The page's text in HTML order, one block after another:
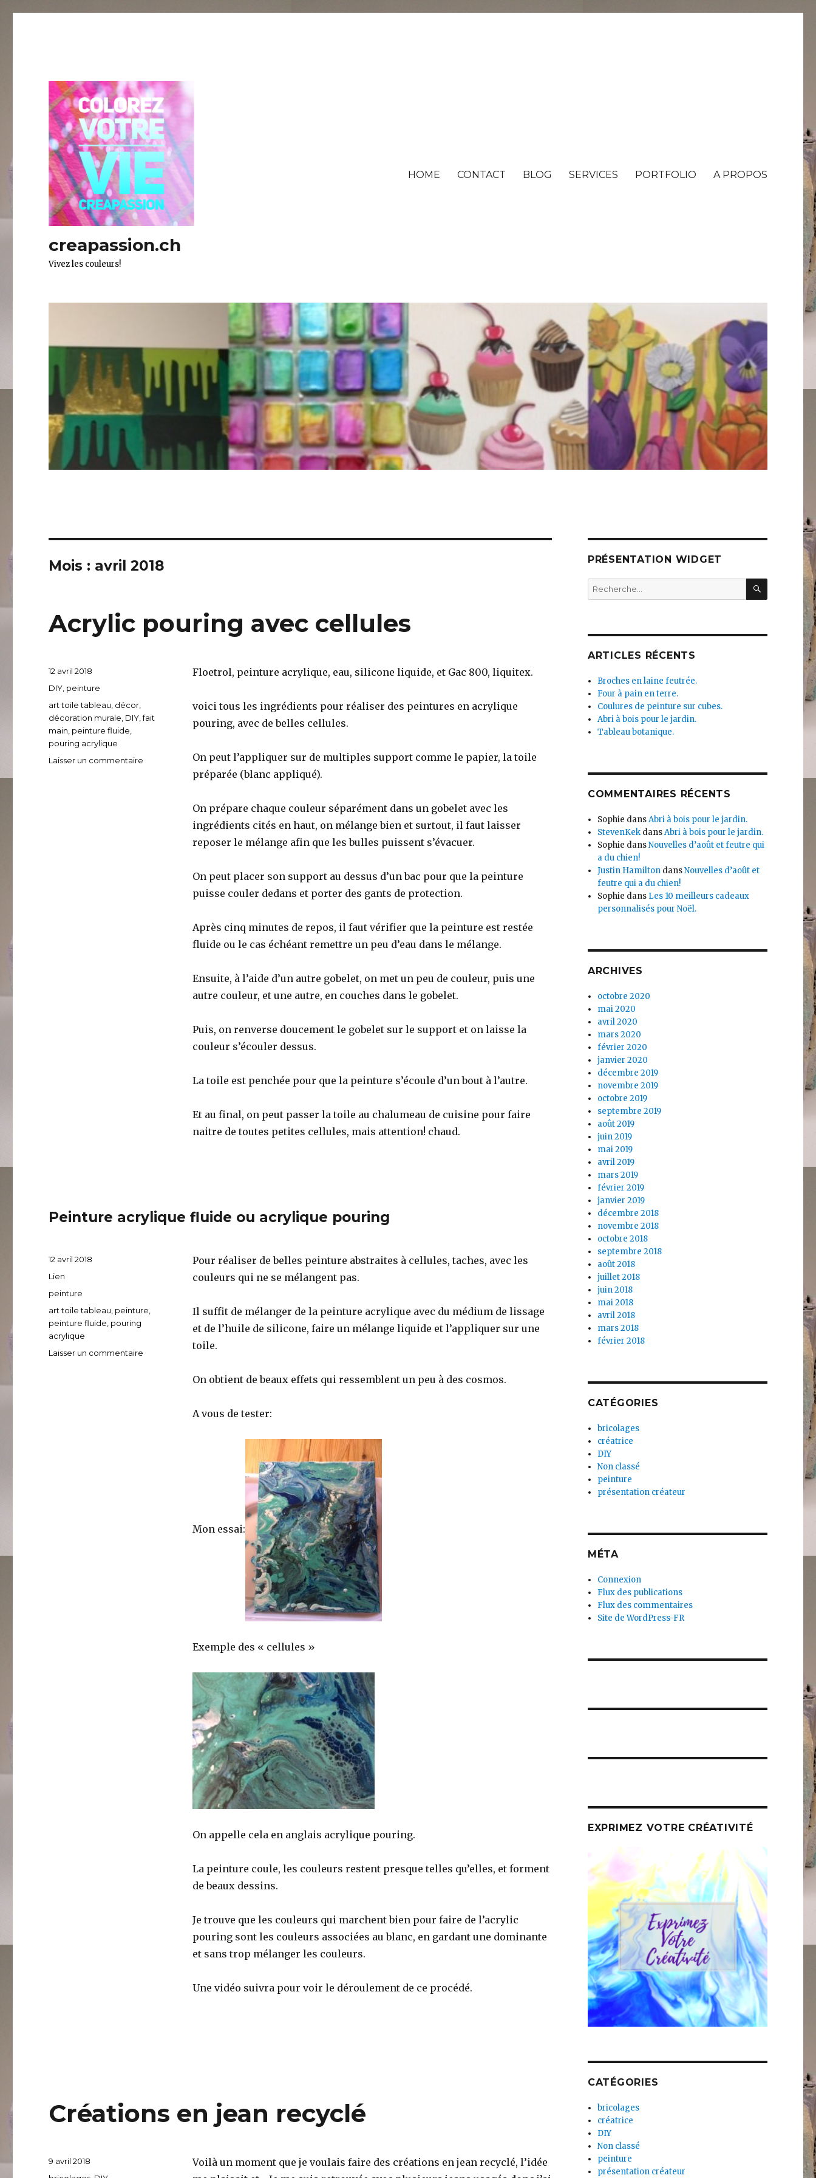
creapassion.ch
Vivez les couleurs!
HOME CONTACT BLOG SERVICES PORTFOLIO A PROPOS
Mois : avril 2018
Acrylic pouring avec cellules
Floetrol, peinture acrylique, eau, silicone liquide, et Gac 800, liquitex.
voici tous les ingrédients pour réaliser des peintures en acrylique
pouring, avec de belles cellules.
On peut l’appliquer sur de multiples support comme le papier, la toile
préparée (blanc appliqué).
On prépare chaque couleur séparément dans un gobelet avec les
ingrédients cités en haut, on mélange bien et surtout, il faut laisser
reposer le mélange afin que les bulles puissent s’évacuer.
On peut placer son support au dessus d’un bac pour que la peinture
puisse couler dedans et porter des gants de protection.
Après cinq minutes de repos, il faut vérifier que la peinture est restée
fluide ou le cas échéant remettre un peu d’eau dans le mélange.
Ensuite, à l’aide d’un autre gobelet, on met un peu de couleur, puis une
autre couleur, et une autre, en couches dans le gobelet.
Puis, on renverse doucement le gobelet sur le support et on laisse la
couleur s’écouler dessus.
La toile est penchée pour que la peinture s’écoule d’un bout à l’autre.
Et au final, on peut passer la toile au chalumeau de cuisine pour faire
naitre de toutes petites cellules, mais attention! chaud.
Publié
le
12 avril 2018
Catégories
DIY peinture
Étiquettes
art toile tableau décor
décoration murale DIY ,fait
main peinture fluide
pouring acrylique
Laisser un commentaire
Peinture acrylique fluide ou acrylique pouring
Pour réaliser de belles peinture abstraites à cellules, taches, avec les
couleurs qui ne se mélangent pas.
Il suffit de mélanger de la peinture acrylique avec du médium de lissage
et de l’huile de silicone, faire un mélange liquide et l’appliquer sur une
toile.
On obtient de beaux effets qui ressemblent un peu à des cosmos.
A vous de tester:
Mon essai:
Exemple des « cellules »
On appelle cela en anglais acrylique pouring.
La peinture coule, les couleurs restent presque telles qu’elles, et forment
de beaux dessins.
Je trouve que les couleurs qui marchent bien pour faire de l’acrylic
pouring sont les couleurs associées au blanc, en gardant une dominante
et sans trop mélanger les couleurs.
Une vidéo suivra pour voir le déroulement de ce procédé.
Publié
le
12 avril 2018
Format
Lien
Catégories
peinture
Étiquettes
art toile tableau peinture
peinture fluide pouring
acrylique
Laisser un commentaire
Créations en jean recyclé
Voilà un moment que je voulais faire des créations en jean recyclé, l’idée
Publié
le
9 avril 2018
PRÉSENTATION WIDGET
Recherche
pour :
ARTICLES RÉCENTS
Broches en laine feutrée.
Four à pain en terre.
Coulures de peinture sur cubes.
Abri à bois pour le jardin.
Tableau botanique.
COMMENTAIRES RÉCENTS
Sophie dansAbri à bois pour le jardin.
StevenKek dansAbri à bois pour le jardin.
Sophie dansNouvelles d’août et feutre qui
a du chien!
Justin Hamilton dansNouvelles d’août et
feutre qui a du chien!
Sophie dans Les 10 meilleurs cadeaux
personnalisés pour Noël.
ARCHIVES
octobre 2020
mai 2020
avril 2020
mars 2020
février 2020
janvier 2020
décembre 2019
novembre 2019
octobre 2019
septembre 2019
août 2019
juin 2019
mai 2019
avril 2019
mars 2019
février 2019
janvier 2019
décembre 2018
novembre 2018
octobre 2018
septembre 2018
août 2018
juillet 2018
juin 2018
mai 2018
avril 2018
mars 2018
février 2018
CATÉGORIES
bricolages
créatrice
DIY
Non classé
peinture
présentation créateur
MÉTA
Connexion
Flux des publications
Flux des commentaires
Site de WordPress-FR
EXPRIMEZ VOTRE CRÉATIVITÉ
CATÉGORIES
bricolages
créatrice
DIY
Non classé
peinture
présentation créateur